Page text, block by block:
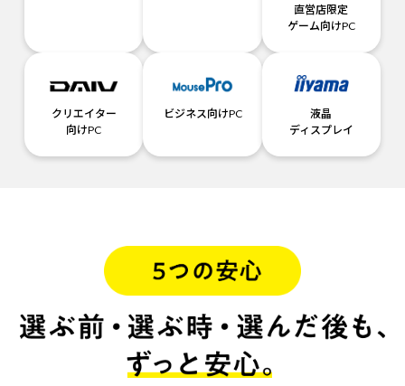
直営店限定
ゲーム向けPC
クリエイター
向けPC
ビジネス向けPC
液晶
ディスプレイ